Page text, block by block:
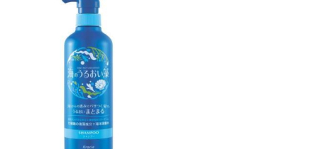
12 баллов
18 баллов
31 балл
1 486.00 Р
за 1.00 мл
